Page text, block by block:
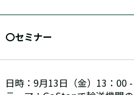
〇セミナー
日時：9月13日（金）13：